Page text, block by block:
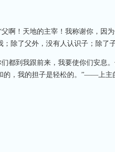
啊！天地的主宰！我称谢你，因
除了父外，没有人认识子；除了
都到我跟前来，我要使你们安息
的，我的担子是轻松的。”——上主